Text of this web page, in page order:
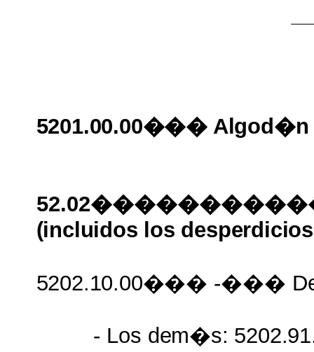
5201.00.00���
(incluidos los desperdicios
5202.10.00��� -���
- Los dem�s: